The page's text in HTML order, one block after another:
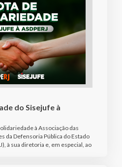
do Sisejufe à
à Associação das
da Defensoria Pública do Estado
à sua diretoria e, em especial, ao